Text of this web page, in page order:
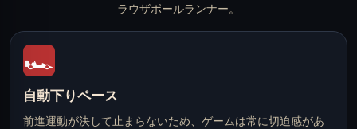
ラウザボールランナー。
🏎️
自動下りペース
前進運動が決して止まらないため、ゲームは常に切迫感があ